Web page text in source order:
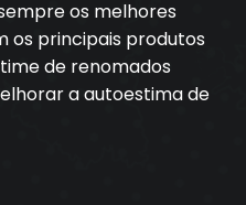
os melhores
os principais produtos
de renomados
a autoestima de